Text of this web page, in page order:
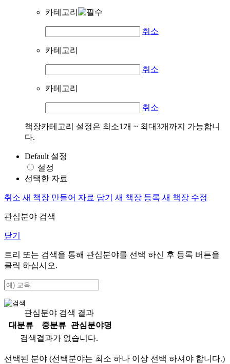
카테고리
취소
카테고리
취소
카테고리
취소
책장카테고리 설정은 최소1개 ~ 최대3개까지 가능합니
다.
Default 설정
설정
선택한 자료
취소 새 책장 만들어 자료 담기 새 책장 등록 새 책장 수정
관심분야 검색
닫기
트리 또는 검색을 통해 관심분야를 선택 하신 후 등록 버튼을
클릭 하십시오.
관심분야 검색 결과
대분류
중분류
관심분야명
검색결과가 없습니다.
선택된 분야 (선택분야는 최소 하나 이상 선택 하셔야 합니다.)